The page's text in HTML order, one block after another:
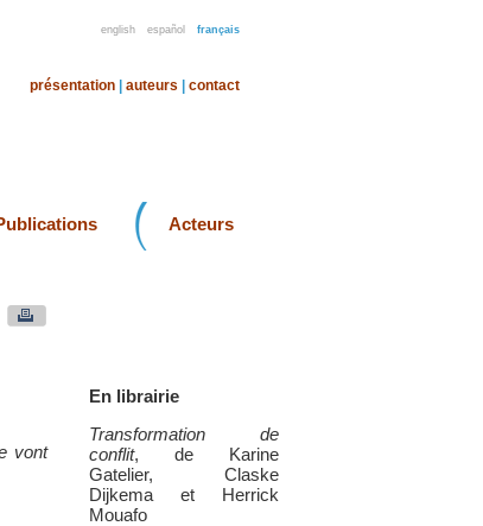
english español français
présentation auteurs contact
Acteurs
En librairie
Transformation de
conflit, de Karine
Gatelier, Claske
Dijkema et Herrick
Mouafo
vont